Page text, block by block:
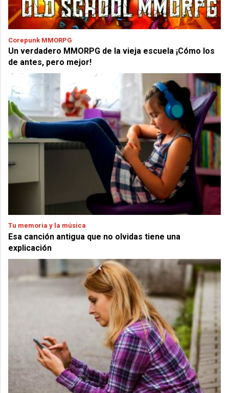
Corepunk MMORPG
Un verdadero MMORPG de la vieja escuela ¡Cómo los
de antes, pero mejor!
Tu memoria y la música
Esa canción antigua que no olvidas tiene una
explicación